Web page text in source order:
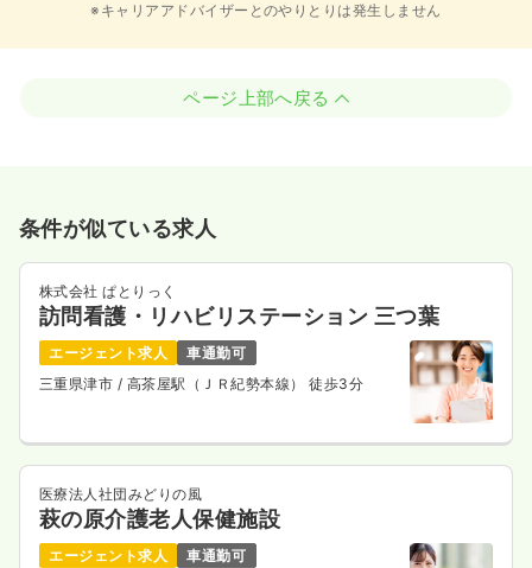
※キャリアアドバイザーとのやりとりは発生しません
ページ上部へ戻る
条件が似ている求人
株式会社 ぱとりっく
訪問看護・リハビリステーション 三つ葉
エージェント求人
車通勤可
三重県津市 / 高茶屋駅（ＪＲ紀勢本線） 徒歩3分
医療法人社団みどりの風
萩の原介護老人保健施設
エージェント求人
車通勤可